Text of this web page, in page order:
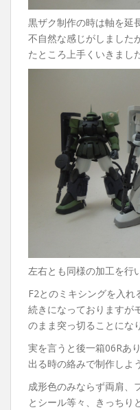
黒ザク制作の時は軸を延
不自然な感じがしました
たところ上手くいきました
左右とも同様の加工を行
F2とのミキシングを入れ
続きになっておりますが
のまま突っ切ることにな
実を言うと後一箱06Rあ
出る時の絡みで制作しよ
成形色のみならず両肩、
とシール等々、きっちり